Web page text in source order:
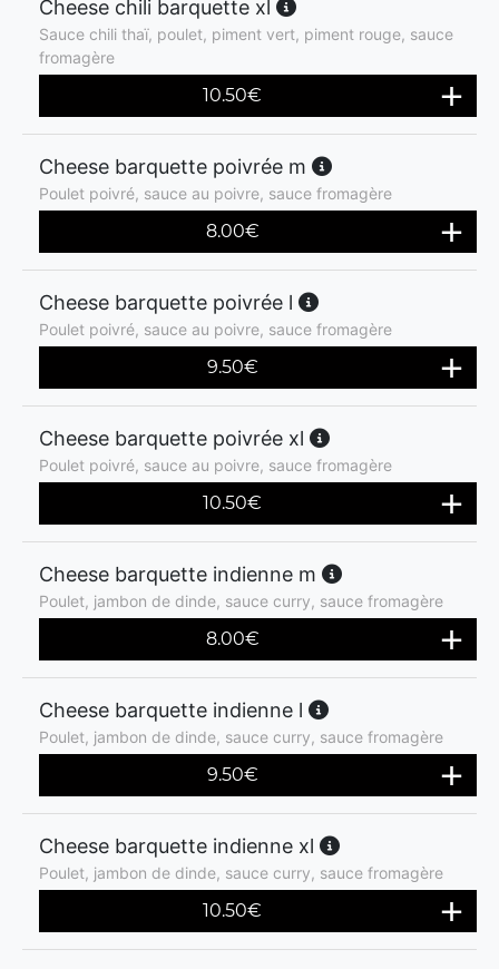
Cheese chili barquette xl
Sauce chili thaï, poulet, piment vert, piment rouge, sauce
fromagère
10.50€
Cheese barquette poivrée m
Poulet poivré, sauce au poivre, sauce fromagère
8.00€
Cheese barquette poivrée l
Poulet poivré, sauce au poivre, sauce fromagère
9.50€
Cheese barquette poivrée xl
Poulet poivré, sauce au poivre, sauce fromagère
10.50€
Cheese barquette indienne m
Poulet, jambon de dinde, sauce curry, sauce fromagère
8.00€
Cheese barquette indienne l
Poulet, jambon de dinde, sauce curry, sauce fromagère
9.50€
Cheese barquette indienne xl
Poulet, jambon de dinde, sauce curry, sauce fromagère
10.50€